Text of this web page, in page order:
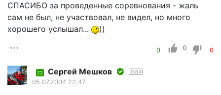
СПАСИБО за проведенные соревнования - жаль
сам не был, не участвовал, не видел, но много
хорошего услышал...
))
0 0 0
22 Сергей Мешков 1564
05.07.2004 22:47